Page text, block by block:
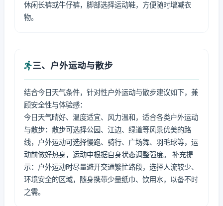
休闲长裤或牛仔裤，脚部选择运动鞋，方便随时增减衣
物。
三、户外运动与散步
结合今日天气条件，针对性户外运动与散步建议如下，兼
顾安全性与体验感：
今日天气晴好、温度适宜、风力温和，适合各类户外运动
与散步：散步可选择公园、江边、绿道等风景优美的路
线，户外运动可选择慢跑、骑行、广场舞、羽毛球等，运
动前做好热身，运动中根据自身状态调整强度。 补充提
示：户外运动时尽量避开交通繁忙路段，选择人流较少、
环境安全的区域，随身携带少量纸巾、饮用水，以备不时
之需。